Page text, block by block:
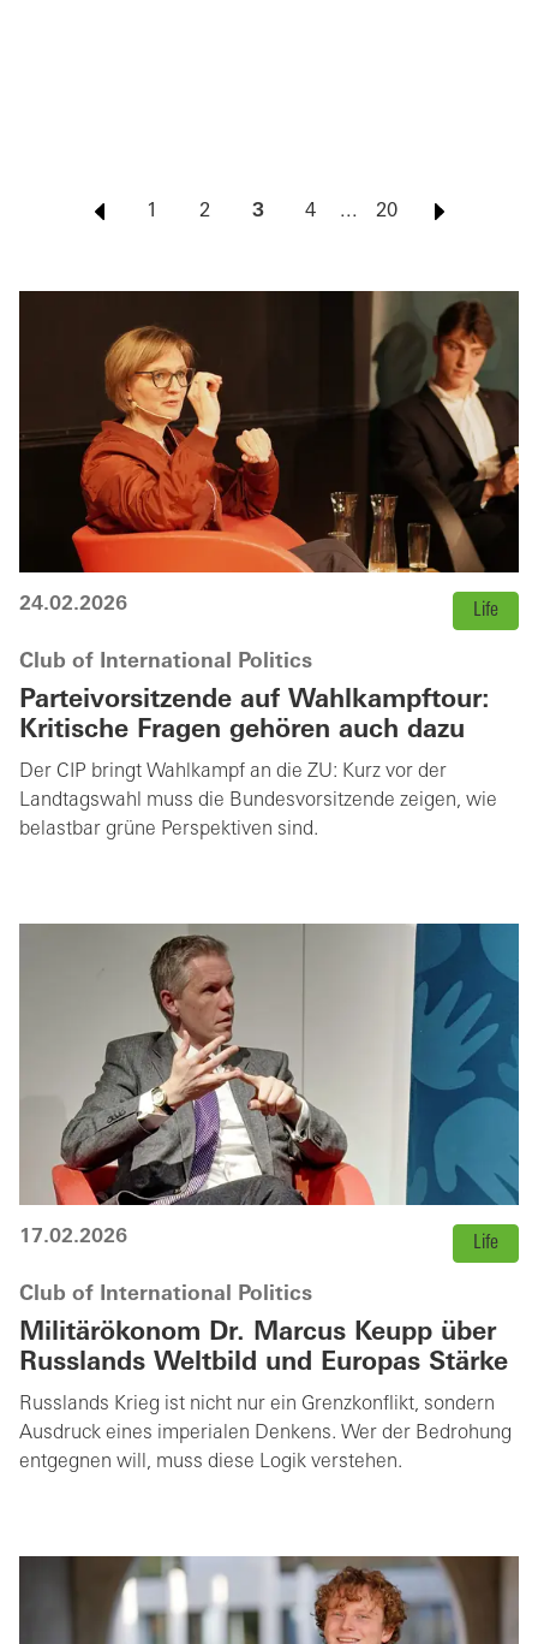
1 2 3 4 ... 20
24.02.2026 Life
Club of International Politics
Parteivorsitzende auf Wahlkampftour:
Kritische Fragen gehören auch dazu
Der CIP bringt Wahlkampf an die ZU: Kurz vor der
Landtagswahl muss die Bundesvorsitzende zeigen, wie
belastbar grüne Perspektiven sind.
17.02.2026 Life
Club of International Politics
Militärökonom Dr. Marcus Keupp über
Russlands Weltbild und Europas Stärke
Russlands Krieg ist nicht nur ein Grenzkonflikt, sondern
Ausdruck eines imperialen Denkens. Wer der Bedrohung
entgegnen will, muss diese Logik verstehen.